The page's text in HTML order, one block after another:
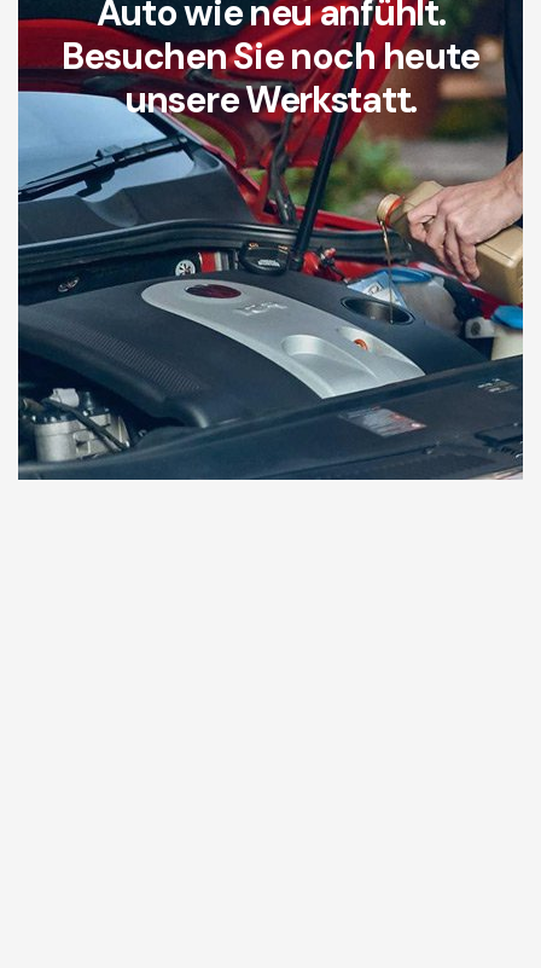
Auto wie neu anfühlt.
Besuchen Sie noch heute
unsere Werkstatt.